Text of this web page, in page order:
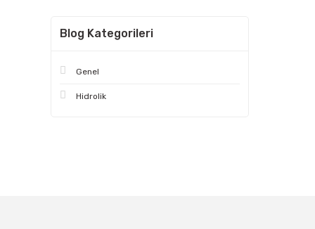
Blog Kategorileri
Genel
Hidrolik